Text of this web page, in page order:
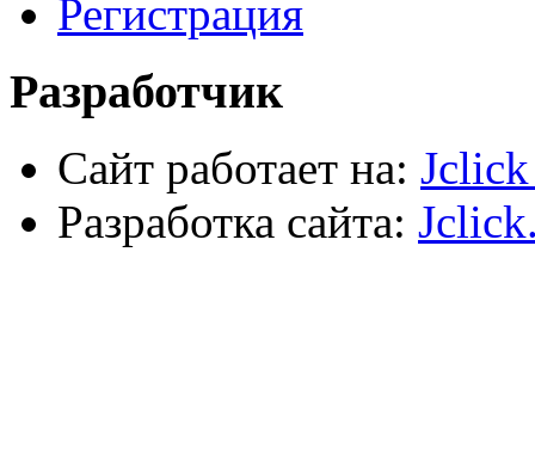
Сварочное оборудование
Силовое оборудование
Регистрация
Разработчик
Сайт работает на:
Разработка сайта: